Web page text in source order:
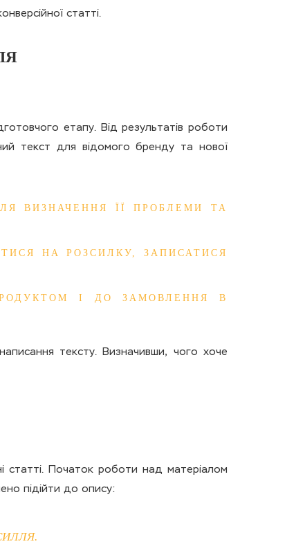
статті.
етапу. Від результатів роботи
текст для відомого бренду та нової
ВИЗНАЧЕННЯ ЇЇ ПРОБЛЕМИ ТА
НА РОЗСИЛКУ, ЗАПИСАТИСЯ
І ДО ЗАМОВЛЕННЯ В
тексту. Визначивши, чого хоче
статті. Початок роботи над матеріалом
підійти до опису: